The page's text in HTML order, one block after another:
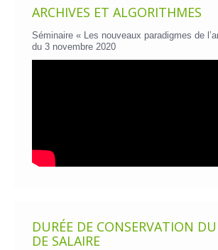
ARCHIVES ET ALGORITHMES
Séminaire « Les nouveaux paradigmes de
du 3 novembre 2020
DURÉE DE CONSERVATION
DE SALAIRE